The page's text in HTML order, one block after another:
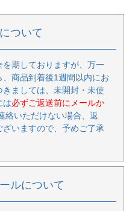
ついて
期しておりますが、万一
商品到着後1週間以内にお
ましては、未開封・未使
は必ずご返送前にメールか
絡いただけない場合、返
いますので、予めご了承
ルについて